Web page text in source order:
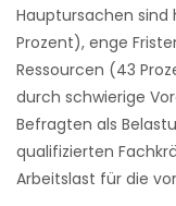
Hauptursachen sind
Prozent), enge
Ressourcen (43
durch schwierige
Befragten als
qualifizierten
Arbeitslast für die